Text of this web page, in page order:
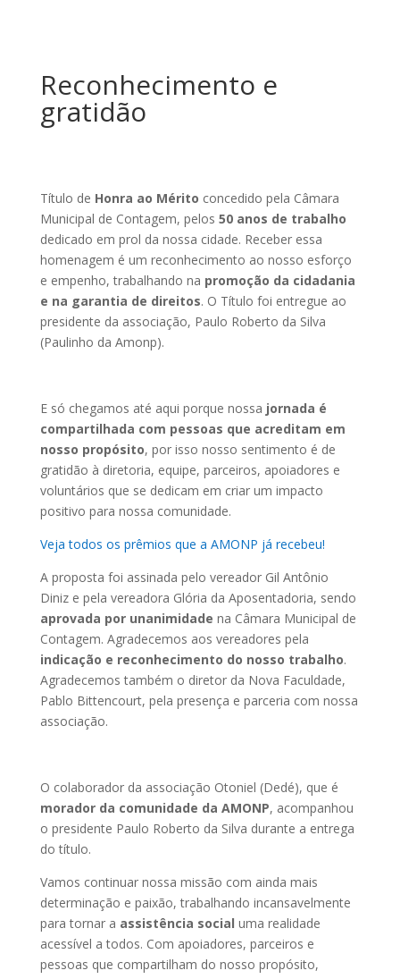
Reconhecimento e
gratidão
Título de Honra ao Mérito concedido pela Câmara
Municipal de Contagem, pelos 50 anos de trabalho
dedicado em prol da nossa cidade. Receber essa
homenagem é um reconhecimento ao nosso esforço
e empenho, trabalhando na promoção da cidadania
e na garantia de direitos. O Título foi entregue ao
presidente da associação, Paulo Roberto da Silva
(Paulinho da Amonp).
E só chegamos até aqui porque nossa jornada é
compartilhada com pessoas que acreditam em
nosso propósito, por isso nosso sentimento é de
gratidão à diretoria, equipe, parceiros, apoiadores e
voluntários que se dedicam em criar um impacto
positivo para nossa comunidade.
Veja todos os prêmios que a AMONP já recebeu!
A proposta foi assinada pelo vereador Gil Antônio
Diniz e pela vereadora Glória da Aposentadoria, sendo
aprovada por unanimidade na Câmara Municipal de
Contagem. Agradecemos aos vereadores pela
indicação e reconhecimento do nosso trabalho.
Agradecemos também o diretor da Nova Faculdade,
Pablo Bittencourt, pela presença e parceria com nossa
associação.
O colaborador da associação Otoniel (Dedé), que é
morador da comunidade da AMONP, acompanhou
o presidente Paulo Roberto da Silva durante a entrega
do título.
Vamos continuar nossa missão com ainda mais
determinação e paixão, trabalhando incansavelmente
para tornar a assistência social uma realidade
acessível a todos. Com apoiadores, parceiros e
pessoas que compartilham do nosso propósito,